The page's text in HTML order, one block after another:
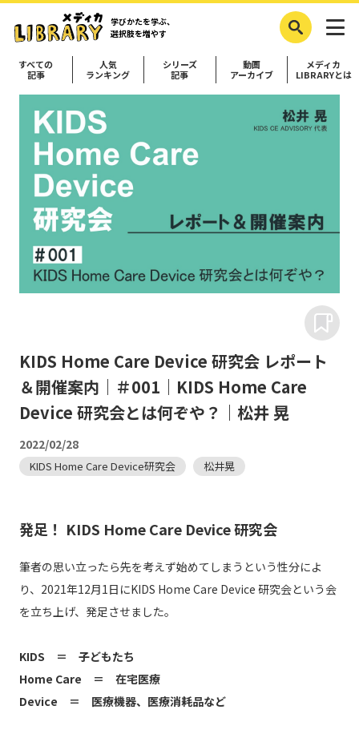
学びかたを学ぶ、
選択肢を増やす
すべての
記事
人気
ランキング
シリーズ
記事
動画
アーカイブ
メディカ
LIBRARYとは
KIDS Home Care Device 研究会 レポート
＆開催案内｜＃001｜KIDS Home Care
Device 研究会とは何ぞや？｜松井 晃
2022/02/28
KIDS Home Care Device研究会 松井晃
発足！ KIDS Home Care Device 研究会
筆者の思い立ったら先を考えず始めてしまうという性分によ
り、2021年12月1日にKIDS Home Care Device 研究会という会
を立ち上げ、発足させました。
KIDS ＝ 子どもたち
Home Care ＝ 在宅医療
Device ＝ 医療機器、医療消耗品など